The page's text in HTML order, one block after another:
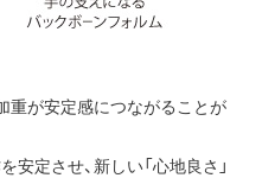
重が安定感につながることが
定させ、新しい「心地良さ」